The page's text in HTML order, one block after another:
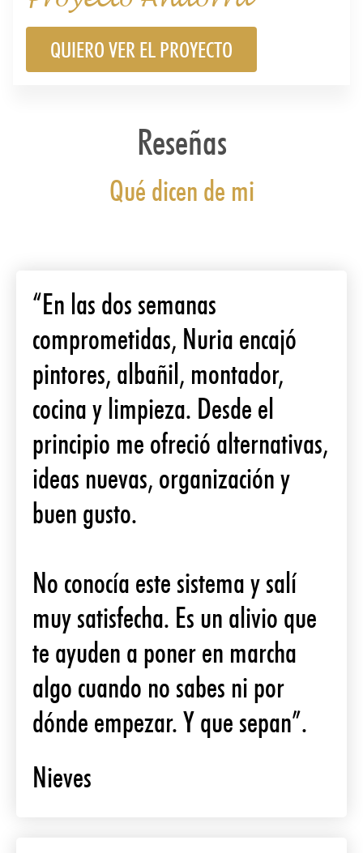
QUIERO VER EL PROYECTO
Reseñas
Qué dicen de mi
“En las dos semanas
comprometidas, Nuria encajó
pintores, albañil, montador,
cocina y limpieza. Desde el
principio me ofreció alternativas,
ideas nuevas, organización y
buen gusto.
No conocía este sistema y salí
muy satisfecha. Es un alivio que
te ayuden a poner en marcha
algo cuando no sabes ni por
dónde empezar. Y que sepan”.
Nieves